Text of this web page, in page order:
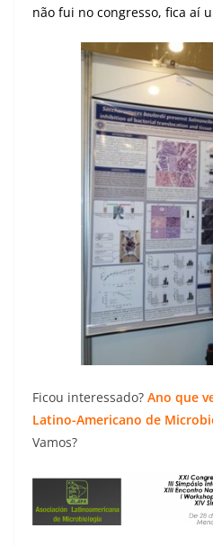
não fui no congresso, fica aí
Ficou interessado? Ano que
Latino-Americano de
Vamos?